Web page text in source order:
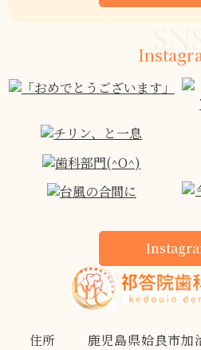
住所
鹿児島県姶良市加